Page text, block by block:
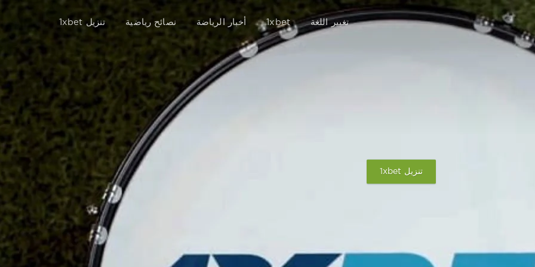
تنزيل 1xbet نصائح رياضية أخبار الرياضة 1xbet تغيير اللغة
تنزيل 1xbet